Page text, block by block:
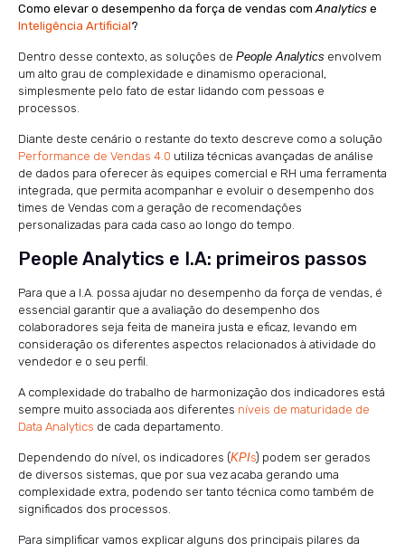
Como elevar o desempenho da força de vendas com Analytics e
Inteligência Artificial?
Dentro desse contexto, as soluções de People Analytics envolvem
um alto grau de complexidade e dinamismo operacional,
simplesmente pelo fato de estar lidando com pessoas e
processos.
Diante deste cenário o restante do texto descreve como a solução
Performance de Vendas 4.0 utiliza técnicas avançadas de análise
de dados para oferecer às equipes comercial e RH uma ferramenta
integrada, que permita acompanhar e evoluir o desempenho dos
times de Vendas com a geração de recomendações
personalizadas para cada caso ao longo do tempo.
People Analytics e I.A: primeiros passos
Para que a I.A. possa ajudar no desempenho da força de vendas, é
essencial garantir que a avaliação do desempenho dos
colaboradores seja feita de maneira justa e eficaz, levando em
consideração os diferentes aspectos relacionados à atividade do
vendedor e o seu perfil.
A complexidade do trabalho de harmonização dos indicadores está
sempre muito associada aos diferentes níveis de maturidade de
Data Analytics de cada departamento.
Dependendo do nível, os indicadores (KPIs) podem ser gerados
de diversos sistemas, que por sua vez acaba gerando uma
complexidade extra, podendo ser tanto técnica como também de
significados dos processos.
Para simplificar vamos explicar alguns dos principais pilares da